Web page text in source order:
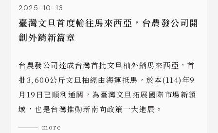
2025-10-13
臺灣文旦首度輸往馬來西亞，台農發公司開
創外銷新篇章
台農發公司達成台灣首批文旦柚外銷馬來西亞，首
批3,600公斤文旦柚經由海運抵馬，於本(114)年9
月19日已順利通關，為臺灣文旦拓展國際市場新領
域，也是台灣推動新南向政策一大進展。
more